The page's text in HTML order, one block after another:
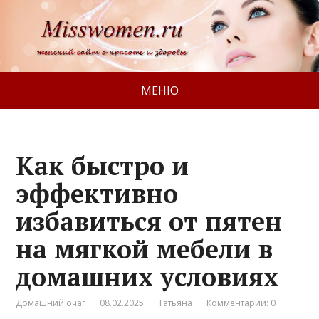
МЕНЮ
Как быстро и
эффективно
избавиться от пятен
на мягкой мебели в
домашних условиях
Домашний очаг 08.02.2025 Татьяна Комментарии: 0